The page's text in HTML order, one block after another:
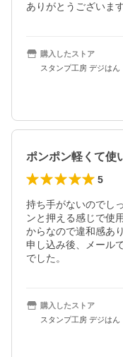
ありがとうございます
購入したストア
スタンプ工房 デジはん
ポンポン軽くて使
5
持ち手がないのでし
ンと押える感じで使
からなので違和感あ
申し込み後、メール
でした。
購入したストア
スタンプ工房 デジはん